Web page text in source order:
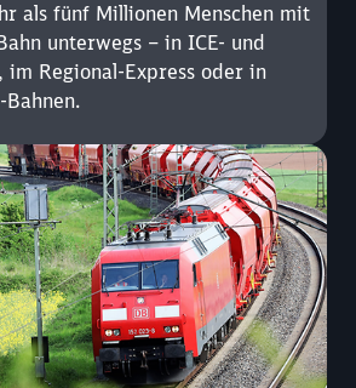
als fünf Millionen Menschen mit
unterwegs – in ICE- und
Regional-Express oder in
Bahnen.